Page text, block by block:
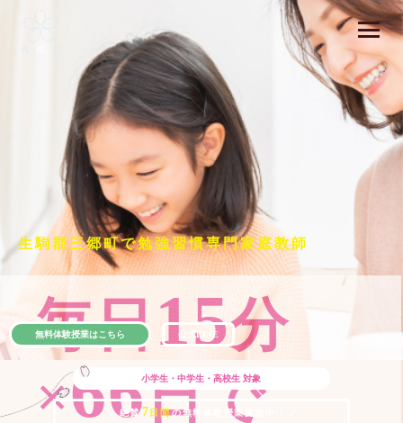
生駒郡三郷町で勉強習慣専門家庭教師
毎日15分
×66日で
小学生・中学生・高校生 対象
＼ 絶賛 7 日間の無料体験授業実施中!! ／
無料体験授業はこちら 公式LINE